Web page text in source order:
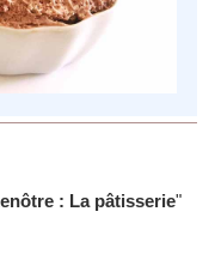
: La pâtisserie"